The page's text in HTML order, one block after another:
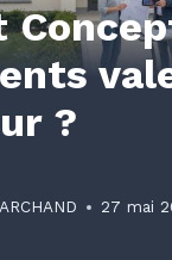
?
27 mai